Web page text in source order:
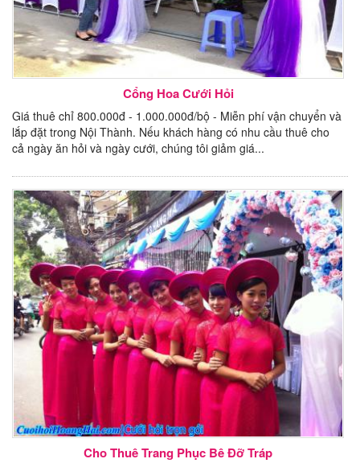
Cổng Hoa Cưới Hỏi
Giá thuê chỉ 800.000đ - 1.000.000đ/bộ - Miễn phí vận chuyển và
lắp đặt trong Nội Thành. Nếu khách hàng có nhu cầu thuê cho
cả ngày ăn hỏi và ngày cưới, chúng tôi giảm giá...
Cho Thuê Trang Phục Bê Đỡ Tráp